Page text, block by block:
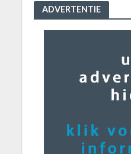
ADVERTENTIE